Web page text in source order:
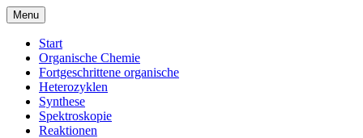
Menu
Start
Organische Chemie
Fortgeschrittene organische
Heterozyklen
Synthese
Spektroskopie
Reaktionen